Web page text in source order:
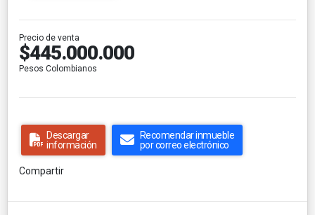
Precio de venta
$445.000.000
Pesos Colombianos
Descargar
información
Recomendar inmueble
por correo electrónico
Compartir